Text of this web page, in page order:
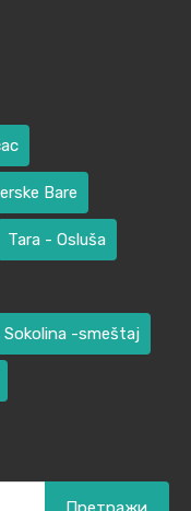
Bare
Tara - Osluša
Sokolina -smeštaj